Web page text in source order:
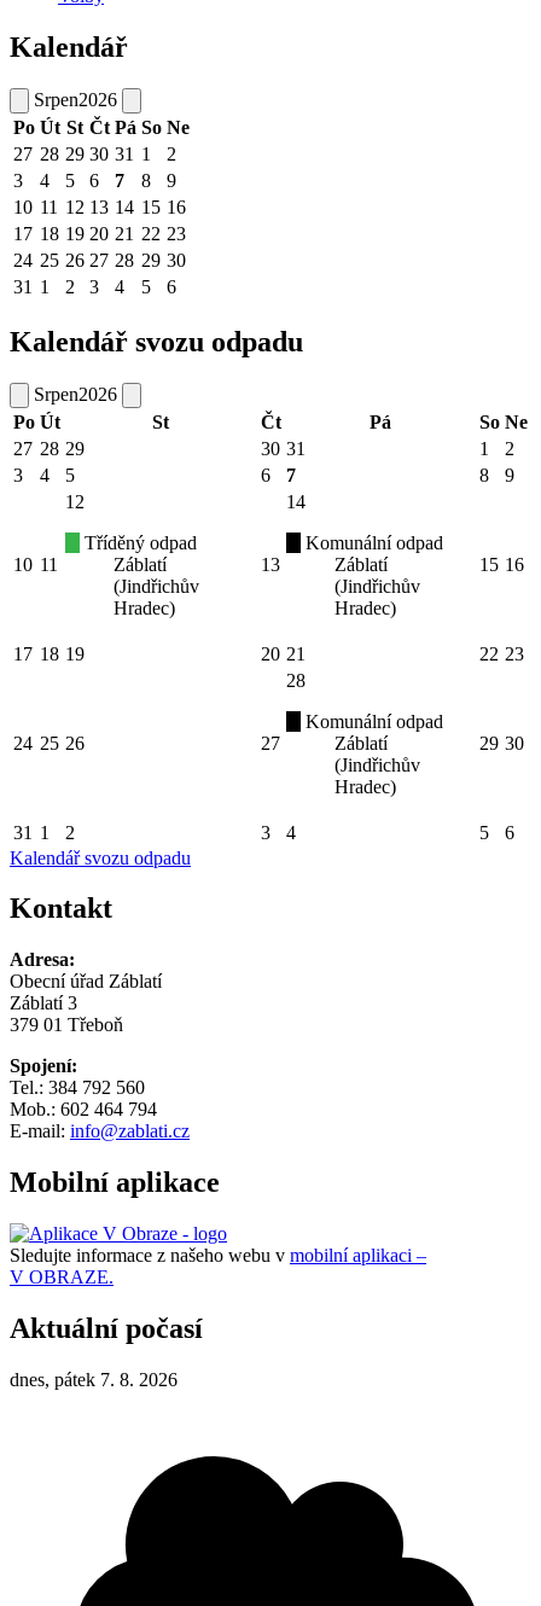
Kalendář
Srpen2026
Po Út St Čt Pá So Ne
27 28 29 30 31 1
2
3
4 5 6 7 8
9
10 11 12 13 14 15 16
17 18 19 20 21 22 23
24 25 26 27 28 29 30
31 1 2 3 4 5 6
Kalendář svozu odpadu
Srpen2026
Po Út St Čt Pá So Ne
27 28 29 30 31 1
2
3
4 5 6 7 8 9
10 11
12
Tříděný odpad
Záblatí
(Jindřichův
Hradec)
13
14
Komunální odpad
Záblatí
(Jindřichův
Hradec)
15 16
17 18 19 20 21 22 23
24 25 26 27
28
Komunální odpad
Záblatí
(Jindřichův
Hradec)
29 30
31 1 2 3 4 5
6
Kalendář svozu odpadu
Kontakt
Adresa:
Obecní úřad Záblatí
Záblatí 3
379 01 Třeboň
Spojení:
Tel.: 384 792 560
Mob.: 602 464 794
E-mail: info@zablati.cz
Mobilní aplikace
Sledujte informace z našeho webu v mobilní aplikaci –
V OBRAZE.
Aktuální počasí
dnes, pátek 7. 8. 2026